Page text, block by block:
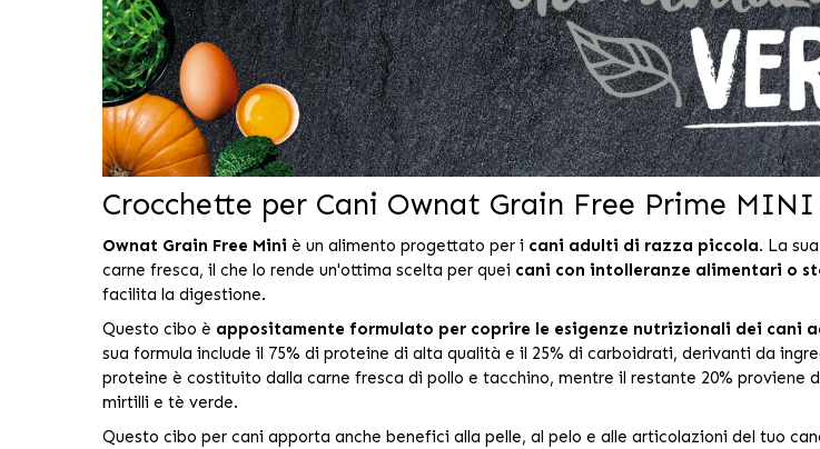
Crocchette per Cani Ownat Grain Free Prime MINI
Ownat Grain Free Mini è un alimento progettato per i cani adulti di razza piccola. La
carne fresca, il che lo rende un'ottima scelta per quei cani con intolleranze alimentari o
facilita la digestione.
Questo cibo è appositamente formulato per coprire le esigenze nutrizionali dei cani
sua formula include il 75% di proteine di alta qualità e il 25% di carboidrati, derivanti da
proteine è costituito dalla carne fresca di pollo e tacchino, mentre il restante 20%
mirtilli e tè verde.
Questo cibo per cani apporta anche benefici alla pelle, al pelo e alle articolazioni del tuo